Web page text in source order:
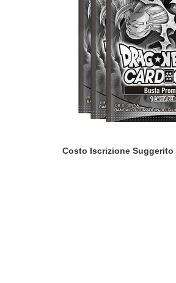
Costo Iscrizione Suggerito